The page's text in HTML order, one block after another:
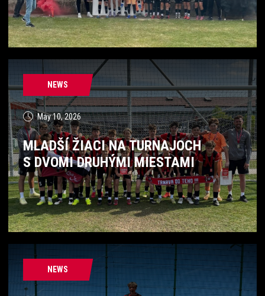
NEWS
May 10, 2026
MLADŠÍ ŽIACI NA TURNAJOCH
S DVOMI DRUHÝMI MIESTAMI
NEWS